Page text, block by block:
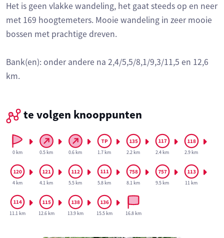
Het is geen vlakke wandeling, het gaat steeds op en neer
met 169 hoogtemeters. Mooie wandeling in zeer mooie
bossen met prachtige dreven.
Bank(en): onder andere na 2,4/5,5/8,1/9,3/11,5 en 12,6
km.
te volgen knooppunten
0 km 0.5 km 0.6 km 1.7 km 2.2 km 2.4 km 2.9 km
4 km 4.1 km 5.5 km 5.8 km 8.1 km 9.5 km 11 km
11.1 km 12.6 km 13.9 km 15.5 km 16.8 km